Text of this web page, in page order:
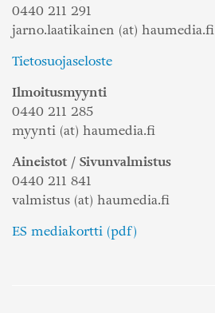
0440 211 291
jarno.laatikainen (at) haumedia.fi
Tietosuojaseloste
Ilmoitusmyynti
0440 211 285
myynti (at) haumedia.fi
Aineistot / Sivunvalmistus
0440 211 841
valmistus (at) haumedia.fi
ES mediakortti (pdf)